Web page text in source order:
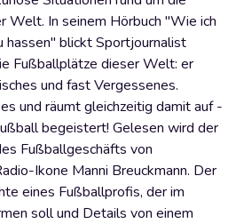
Welt. In seinem Hörbuch "Wie ich
hassen" blickt Sportjournalist
Fußballplätze dieser Welt: er
und fast Vergessenes.
und räumt gleichzeitig damit auf -
begeistert! Gelesen wird der
Fußballgeschäfts von
Ikone Manni Breuckmann. Der
eines Fußballprofis, der im
soll und Details von einem